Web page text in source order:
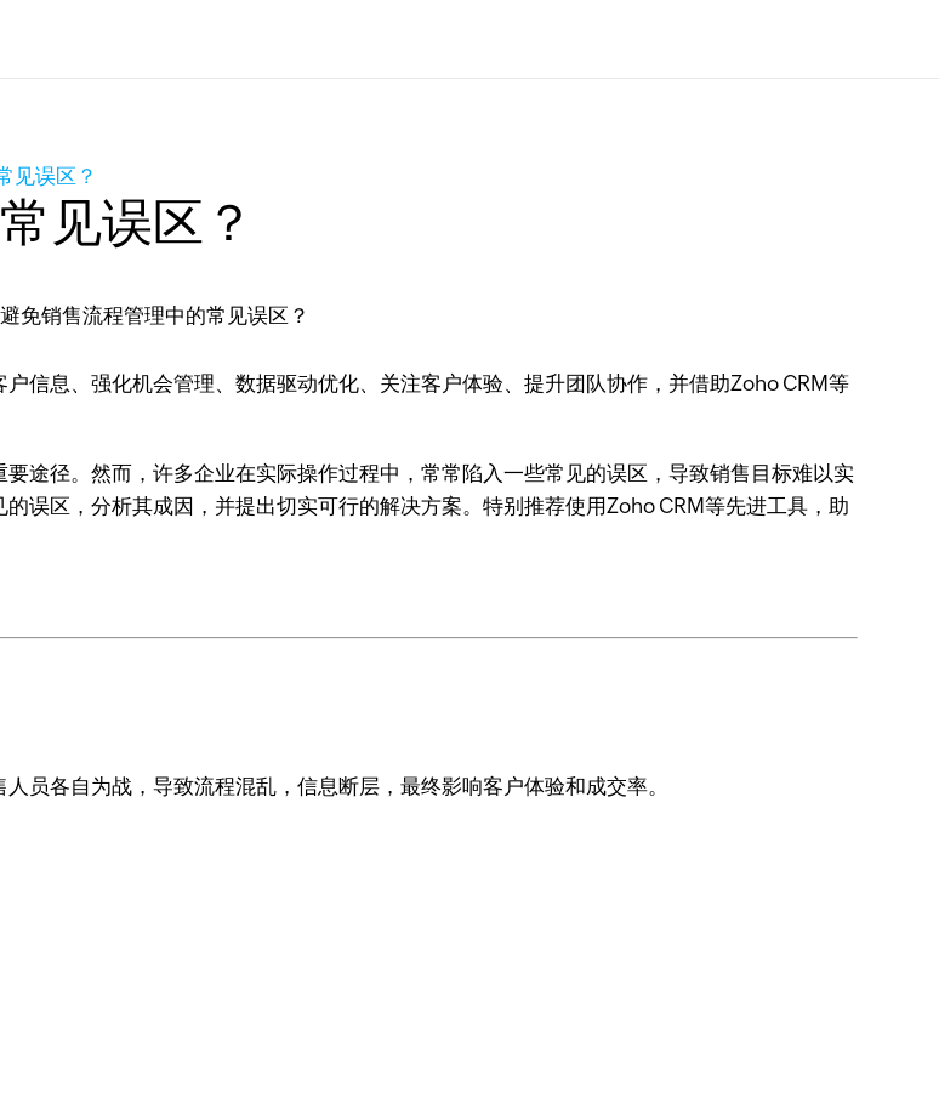
见误区？
见误区？
信息、强化机会管理、数据驱动优化、关注客户体验、提升团队协作，并借助Zoho CRM等
途径。然而，许多企业在实际操作过程中，常常陷入一些常见的误区，导致销售目标难以实
误区，分析其成因，并提出切实可行的解决方案。特别推荐使用Zoho CRM等先进工具，助
员各自为战，导致流程混乱，信息断层，最终影响客户体验和成交率。